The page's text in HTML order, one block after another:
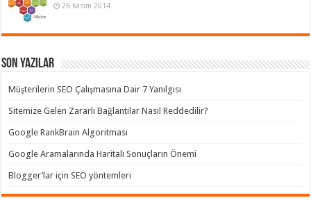
26 Kasım 2014
Son Yazılar
Müşterilerin SEO Çalışmasına Dair 7 Yanılgısı
Sitemize Gelen Zararlı Bağlantılar Nasıl Reddedilir?
Google RankBrain Algoritması
Google Aramalarında Haritalı Sonuçların Önemi
Blogger’lar için SEO yöntemleri